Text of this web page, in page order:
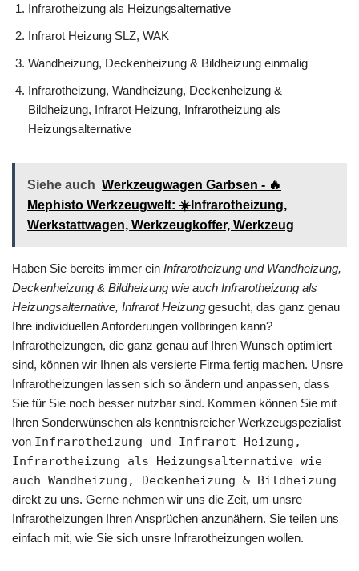
Infrarotheizung als Heizungsalternative
Infrarot Heizung SLZ, WAK
Wandheizung, Deckenheizung & Bildheizung einmalig
Infrarotheizung, Wandheizung, Deckenheizung &
Bildheizung, Infrarot Heizung, Infrarotheizung als
Heizungsalternative
Siehe auch Werkzeugwagen Garbsen - 🔥
Mephisto Werkzeugwelt: ☀️Infrarotheizung,
Werkstattwagen, Werkzeugkoffer, Werkzeug
Haben Sie bereits immer ein Infrarotheizung und Wandheizung,
Deckenheizung & Bildheizung wie auch Infrarotheizung als
Heizungsalternative, Infrarot Heizung gesucht, das ganz genau
Ihre individuellen Anforderungen vollbringen kann?
Infrarotheizungen, die ganz genau auf Ihren Wunsch optimiert
sind, können wir Ihnen als versierte Firma fertig machen. Unsre
Infrarotheizungen lassen sich so ändern und anpassen, dass
Sie für Sie noch besser nutzbar sind. Kommen können Sie mit
Ihren Sonderwünschen als kenntnisreicher Werkzeugspezialist
von Infrarotheizung und Infrarot Heizung,
Infrarotheizung als Heizungsalternative wie
auch Wandheizung, Deckenheizung & Bildheizung
direkt zu uns. Gerne nehmen wir uns die Zeit, um unsre
Infrarotheizungen Ihren Ansprüchen anzunähern. Sie teilen uns
einfach mit, wie Sie sich unsre Infrarotheizungen wollen.